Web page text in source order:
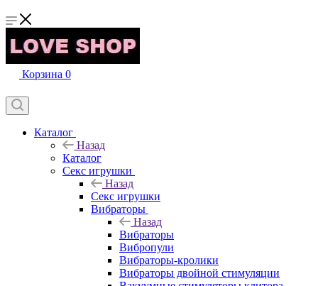
Корзина 0
Каталог
Назад
Каталог
Секс игрушки
Назад
Секс игрушки
Вибраторы
Назад
Вибраторы
Вибропули
Вибраторы-кролики
Вибраторы двойной стимуляции